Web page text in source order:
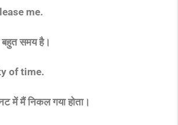
me.
बहुत समय है।
of time.
में मैं निकल गया होता।